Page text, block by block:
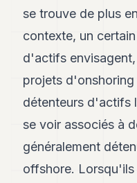
10
9
Andy
Andy
6
Andy
5
Andy
se trouve de plus
contexte, un
d'actifs
projets
détenteurs d'actifs
se voir associés à
généralement
offshore. Lorsqu'ils